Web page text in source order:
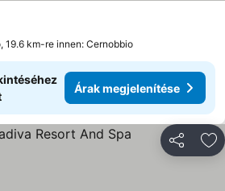
19.6 km-re innen: Cernobbio
Árak megjelenítése